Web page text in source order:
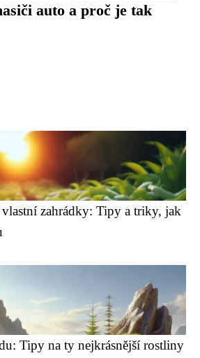
auto a proč je tak
zahrádky: Tipy a triky, jak
Tipy na ty nejkrásnější rostliny